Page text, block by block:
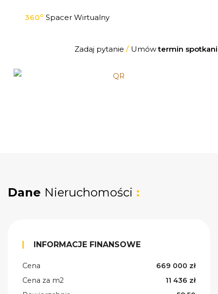
360o Spacer Wirtualny
Zadaj pytanie /Umówtermin
Dane Nieruchomości :
INFORMACJE FINANSOWE
Cena
669 000 zł
Cena za m2
11 436 zł